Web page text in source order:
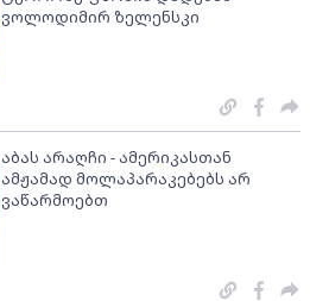
ვოლოდიმირ ზელენსკი
აბას არაღჩი - ამერიკასთან
ამჟამად მოლაპარაკებებს არ
ვაწარმოებთ